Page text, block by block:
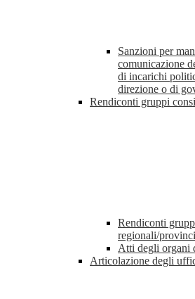
Sanzioni per
comunicazione
di incarichi
direzione o di
Rendiconti gruppi
Rendiconti
regionali/
Atti degli organi
Articolazione degli